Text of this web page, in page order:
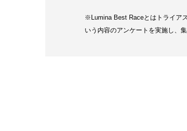
※Lumina Best Raceとはトライア
いう内容のアンケートを実施し、